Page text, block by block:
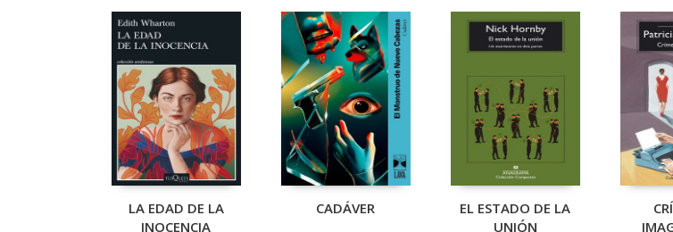
LA EDAD DE LA
INOCENCIA
CADÁVER
EL ESTADO DE LA
UNIÓN